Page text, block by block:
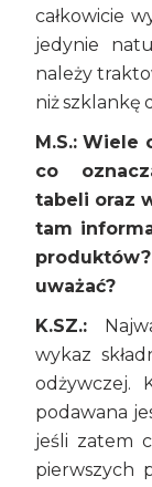
całkowicie
jedynie
należy
niż szklankę
M.S.: Wiele
co
tabeli oraz
tam
uważać?
K.SZ.:
wykaz
odżywczej.
podawana
jeśli zatem
pierwszych